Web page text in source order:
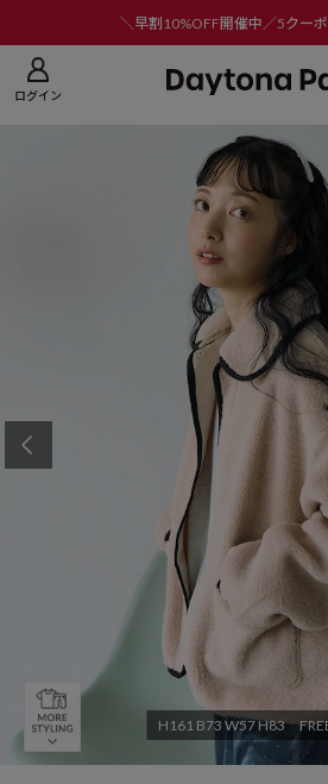
＼早割10%OFF開催中／5クー
ログイン
H161 B73 W57 H83